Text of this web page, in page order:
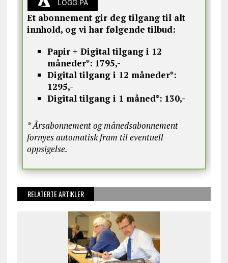
LOGG PÅ
Et abonnement gir deg tilgang til alt
innhold, og vi har følgende tilbud:
Papir + Digital tilgang i 12
måneder*: 1795,-
Digital tilgang i 12 måneder*:
1295,-
Digital tilgang i 1 måned*: 130,-
* Årsabonnement og månedsabonnement
fornyes automatisk fram til eventuell
oppsigelse.
RELATERTE ARTIKLER